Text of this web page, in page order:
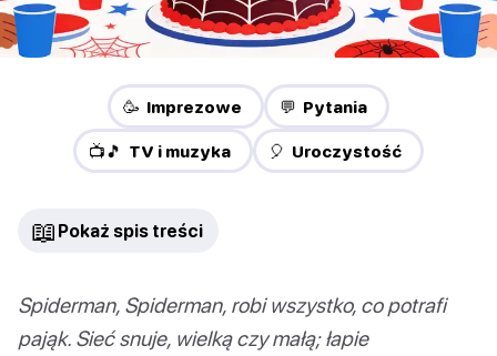
🥳 Imprezowe 💬 Pytania
📺🎵 TV i muzyka 🎈 Uroczystość
📖 Pokaż spis treści
Spiderman, Spiderman, robi wszystko, co potrafi
pająk. Sieć snuje, wielką czy małą; łapie